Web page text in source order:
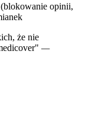
opinii,
że nie
—